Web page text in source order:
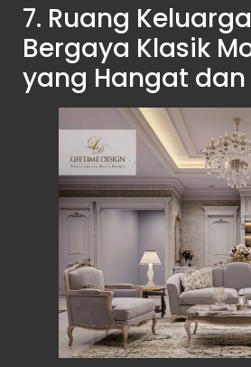
7. Ruang
Bergaya Klasik
yang Hangat